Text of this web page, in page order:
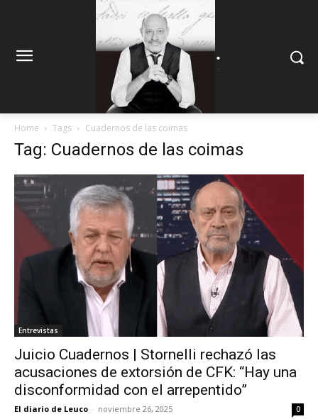
.
Home Tags Cuadernos de las coimas
Tag: Cuadernos de las coimas
Entrevistas
Juicio Cuadernos | Stornelli rechazó las
acusaciones de extorsión de CFK: “Hay una
disconformidad con el arrepentido”
El diario de Leuco - noviembre 26, 2025 0